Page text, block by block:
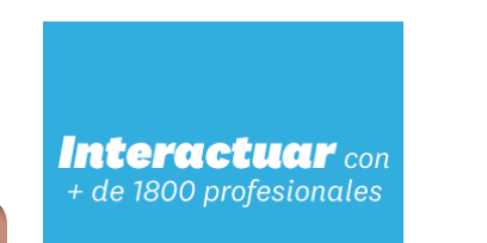
Email Marketing